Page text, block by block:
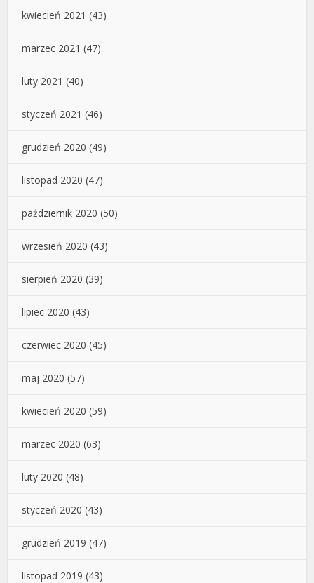
kwiecień 2021 (43)
marzec 2021 (47)
luty 2021 (40)
styczeń 2021 (46)
grudzień 2020 (49)
listopad 2020 (47)
październik 2020 (50)
wrzesień 2020 (43)
sierpień 2020 (39)
lipiec 2020 (43)
czerwiec 2020 (45)
maj 2020 (57)
kwiecień 2020 (59)
marzec 2020 (63)
luty 2020 (48)
styczeń 2020 (43)
grudzień 2019 (47)
listopad 2019 (43)